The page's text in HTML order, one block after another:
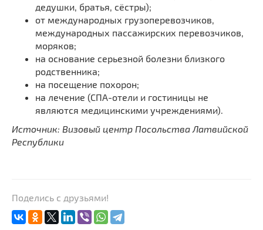
дедушки, братья, сёстры);
от международных грузоперевозчиков,
международных пассажирских перевозчиков,
моряков;
на основание серьезной болезни близкого
родственника;
на посещение похорон;
на лечение (СПА-отели и гостиницы не
являются медицинскими учреждениями).
Источник: Визовый центр Посольства Латвийской
Республики
Поделись с друзьями!